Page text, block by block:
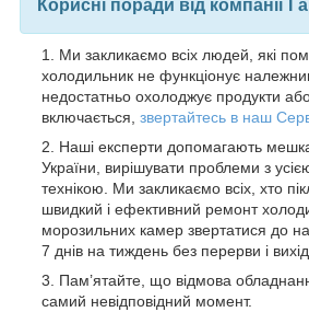
Корисні поради від компанії
Ми закликаємо всіх людей, які
холодильник не функціонує
недостатньо охолоджує продукти
включається, звертайтесь в наш
Наші експерти допомагають
України, вирішувати проблеми з
технікою. Ми закликаємо всіх, хто
швидкий і ефективний ремонт
морозильних камер звертатися до
7 днів на тиждень без перерви і
Пам’ятайте, що відмова
самий невідповідний момент.